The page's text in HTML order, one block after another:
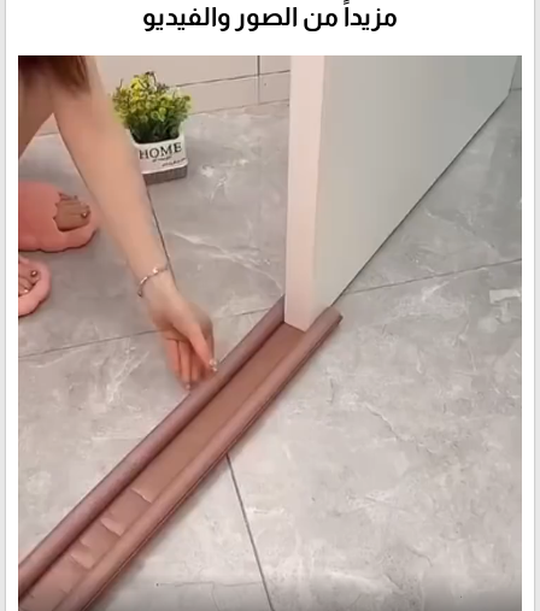
مزيداً من الصور والفيديو